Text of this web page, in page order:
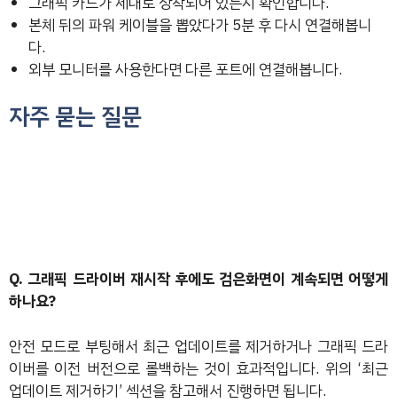
본체 뒤의 파워 케이블을 뽑았다가 5분 후 다시 연결해봅니
다.
외부 모니터를 사용한다면 다른 포트에 연결해봅니다.
자주 묻는 질문
Q. 그래픽 드라이버 재시작 후에도 검은화면이 계속되면 어떻게
하나요?
안전 모드로 부팅해서 최근 업데이트를 제거하거나 그래픽 드라
이버를 이전 버전으로 롤백하는 것이 효과적입니다. 위의 ‘최근
업데이트 제거하기’ 섹션을 참고해서 진행하면 됩니다.